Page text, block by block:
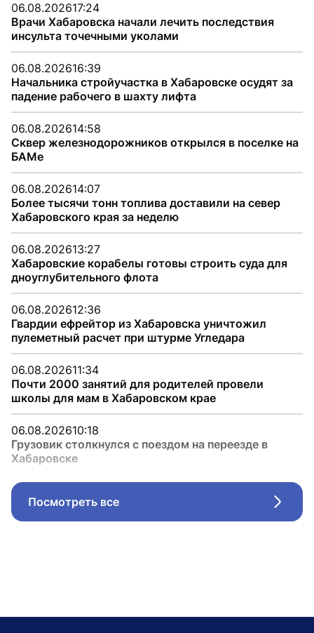
06.08.202617:24
Врачи Хабаровска начали лечить последствия
инсульта точечными уколами
06.08.202616:39
Начальника стройучастка в Хабаровске осудят за
падение рабочего в шахту лифта
06.08.202614:58
Сквер железнодорожников открылся в поселке на
БАМе
06.08.202614:07
Более тысячи тонн топлива доставили на север
Хабаровского края за неделю
06.08.202613:27
Хабаровские корабелы готовы строить суда для
дноуглубительного флота
06.08.202612:36
Гвардии ефрейтор из Хабаровска уничтожил
пулеметный расчет при штурме Угледара
06.08.202611:34
Почти 2000 занятий для родителей провели
школы для мам в Хабаровском крае
06.08.202610:18
Грузовик столкнулся с поездом на переезде в
Хабаровске
Посмотреть все